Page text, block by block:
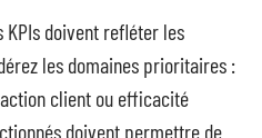
doivent refléter les
les domaines prioritaires :
client ou efficacité
doivent permettre de